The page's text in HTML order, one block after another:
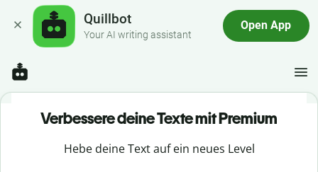
Quillbot
Your AI writing assistant
Open App
Verbessere deine Texte mit Premium
Hebe deine Text auf ein neues Level